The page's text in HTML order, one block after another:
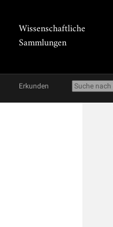
Wissenschaftliche
Sammlungen
Erkunden